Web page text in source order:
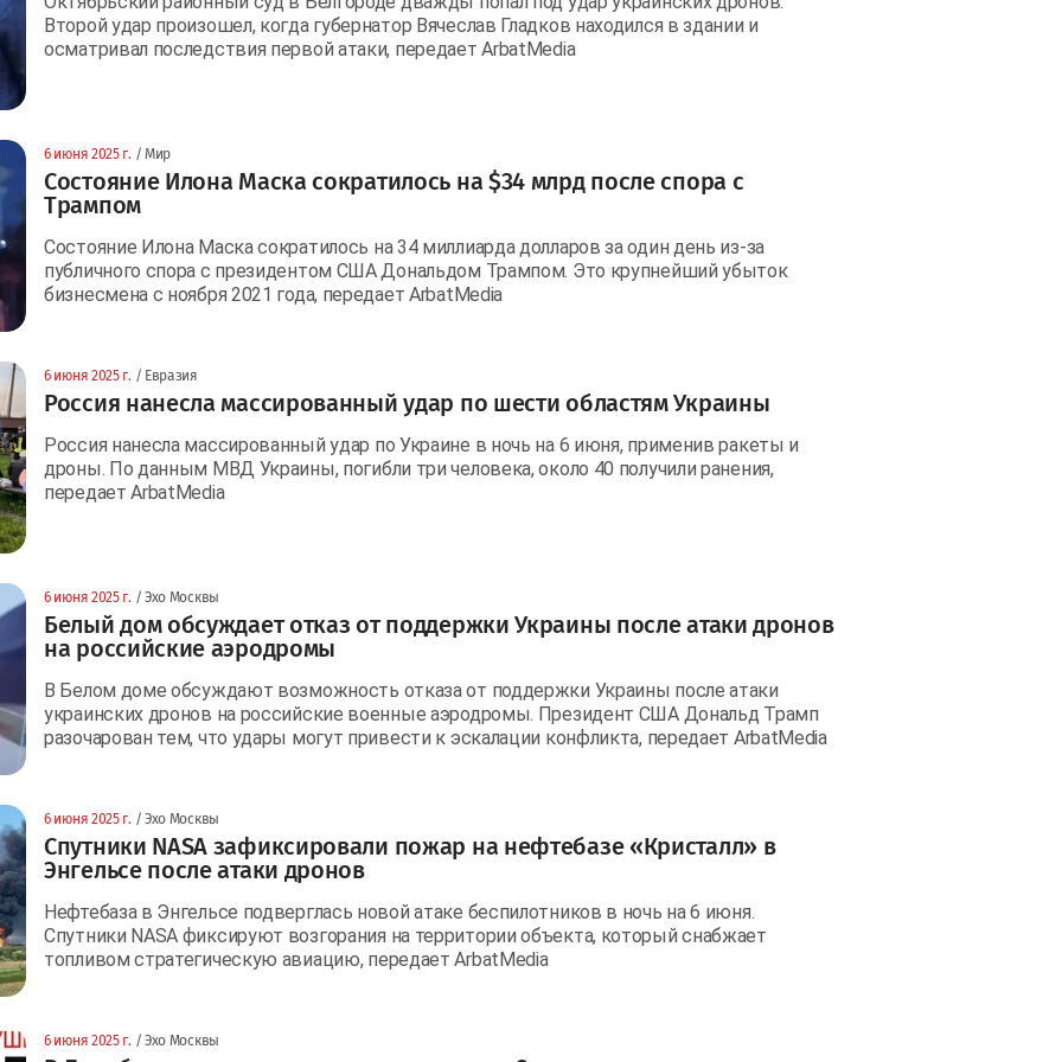
Второй удар произошел, когда губернатор Вячеслав Гладков находился в здании и
осматривал последствия первой атаки, передает ArbatMedia
6 июня 2025 г. / Мир
Состояние Илона Маска сократилось на $34 млрд после спора с
Трампом
Состояние Илона Маска сократилось на 34 миллиарда долларов за один день из-за
публичного спора с президентом США Дональдом Трампом. Это крупнейший убыток
бизнесмена с ноября 2021 года, передает ArbatMedia
6 июня 2025 г. / Евразия
Россия нанесла массированный удар по шести областям Украины
Россия нанесла массированный удар по Украине в ночь на 6 июня, применив ракеты и
дроны. По данным МВД Украины, погибли три человека, около 40 получили ранения,
передает ArbatMedia
6 июня 2025 г. / Эхо Москвы
Белый дом обсуждает отказ от поддержки Украины после атаки дронов
на российские аэродромы
В Белом доме обсуждают возможность отказа от поддержки Украины после атаки
украинских дронов на российские военные аэродромы. Президент США Дональд Трамп
разочарован тем, что удары могут привести к эскалации конфликта, передает ArbatMedia
6 июня 2025 г. / Эхо Москвы
Спутники NASA зафиксировали пожар на нефтебазе «Кристалл» в
Энгельсе после атаки дронов
Нефтебаза в Энгельсе подверглась новой атаке беспилотников в ночь на 6 июня.
Спутники NASA фиксируют возгорания на территории объекта, который снабжает
топливом стратегическую авиацию, передает ArbatMedia
6 июня 2025 г. / Эхо Москвы